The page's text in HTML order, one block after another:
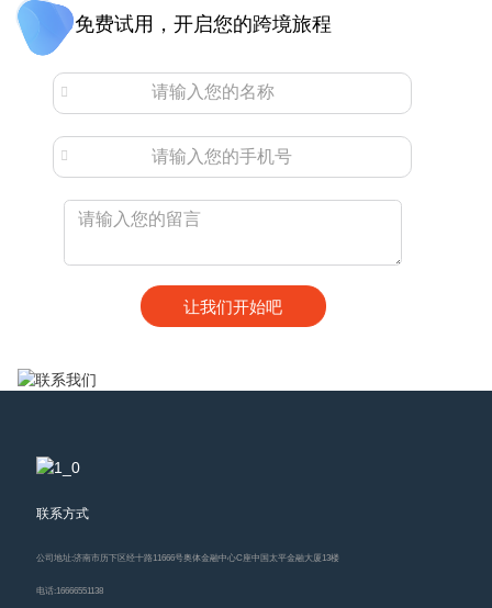
免费试用，开启您的跨境旅程
联系方式
公司地址:济南市历下区经十路11666号奥体金融中心C座中国太平金融大厦13楼
电话:16666551138